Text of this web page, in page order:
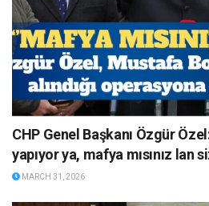
CHP Genel Başkanı Özgür
yapıyor ya, mafya mısınız lan
MARCH 31, 2026